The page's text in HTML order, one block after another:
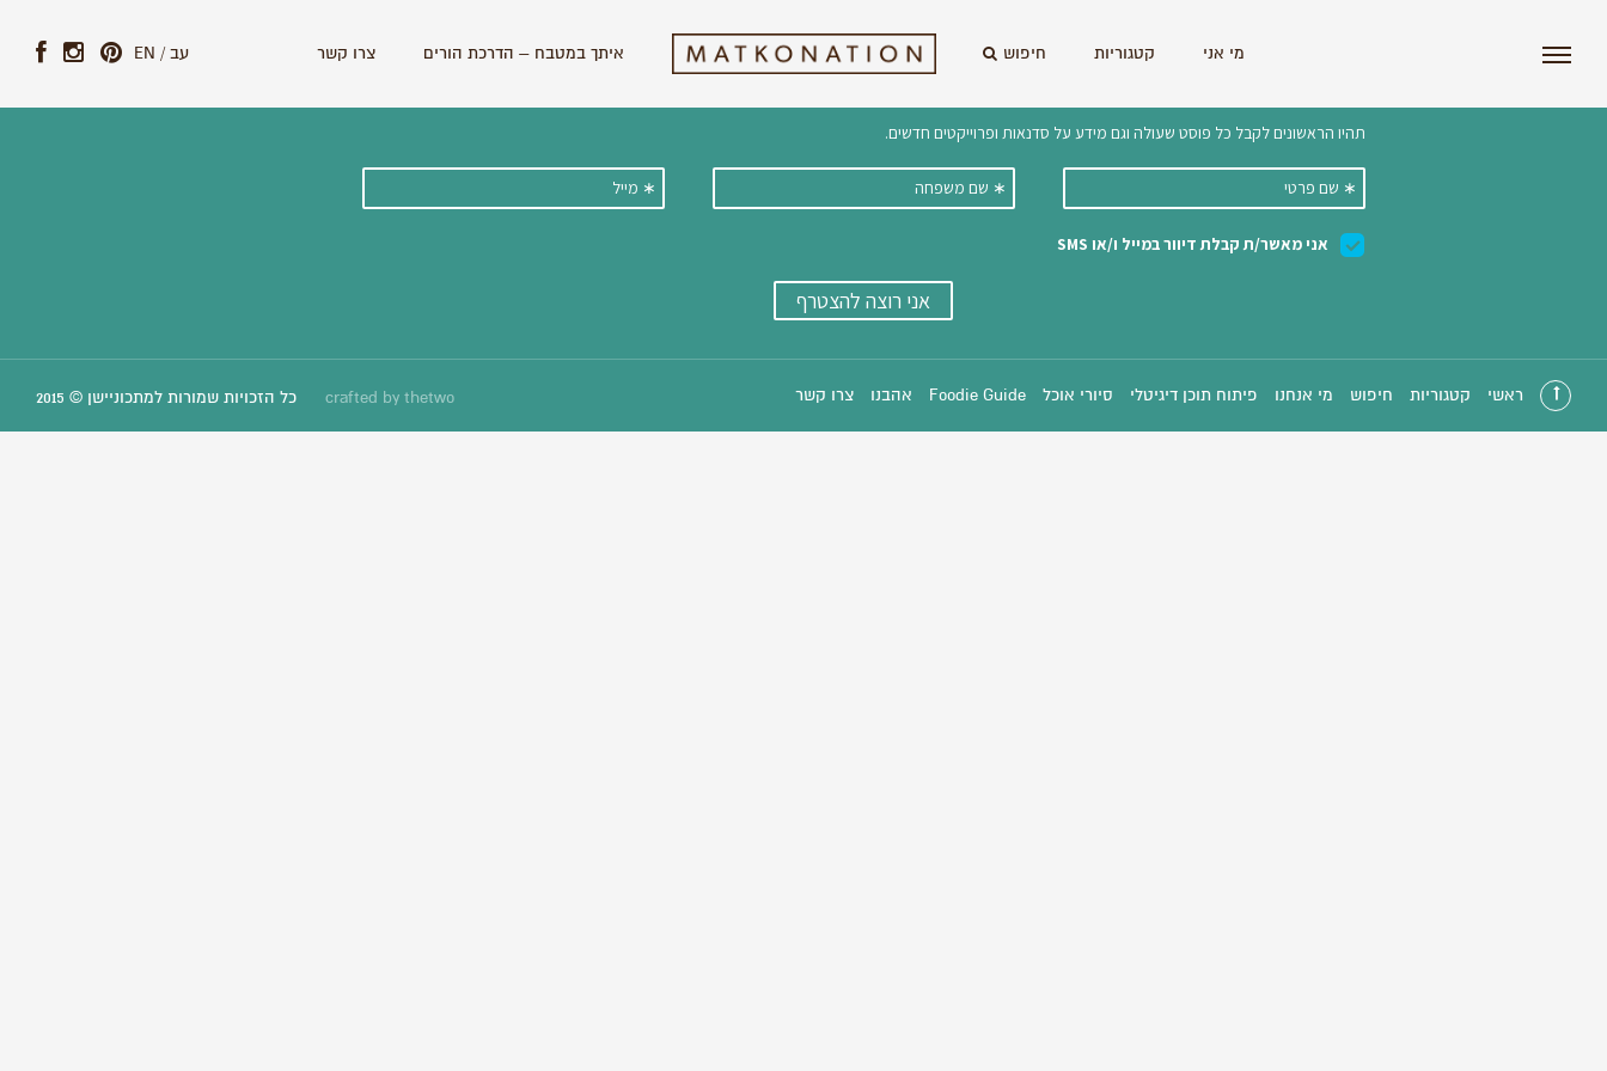
מי אני קטגוריות חיפוש איתך במטבח – הדרכת הורים צרו קשר EN / עב
הצטרפו לניוזלטר שלנו וקבלו ישירות למייל עדכונים על מתכונים וסיפורים חדשים:
ראשי קטגוריות חיפוש מי אנחנו פיתוח תוכן דיגיטלי סיורי אוכל Foodie Guide אהבנו צרו קשר crafted by thetwo כל הזכויות שמורות למתכוניישן © 2015